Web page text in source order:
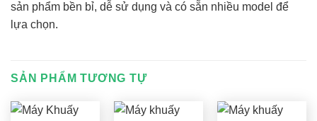
sản phẩm bền bỉ, dễ sử dụng và có sẵn nhiều model để
lựa chọn.
SẢN PHẨM TƯƠNG TỰ